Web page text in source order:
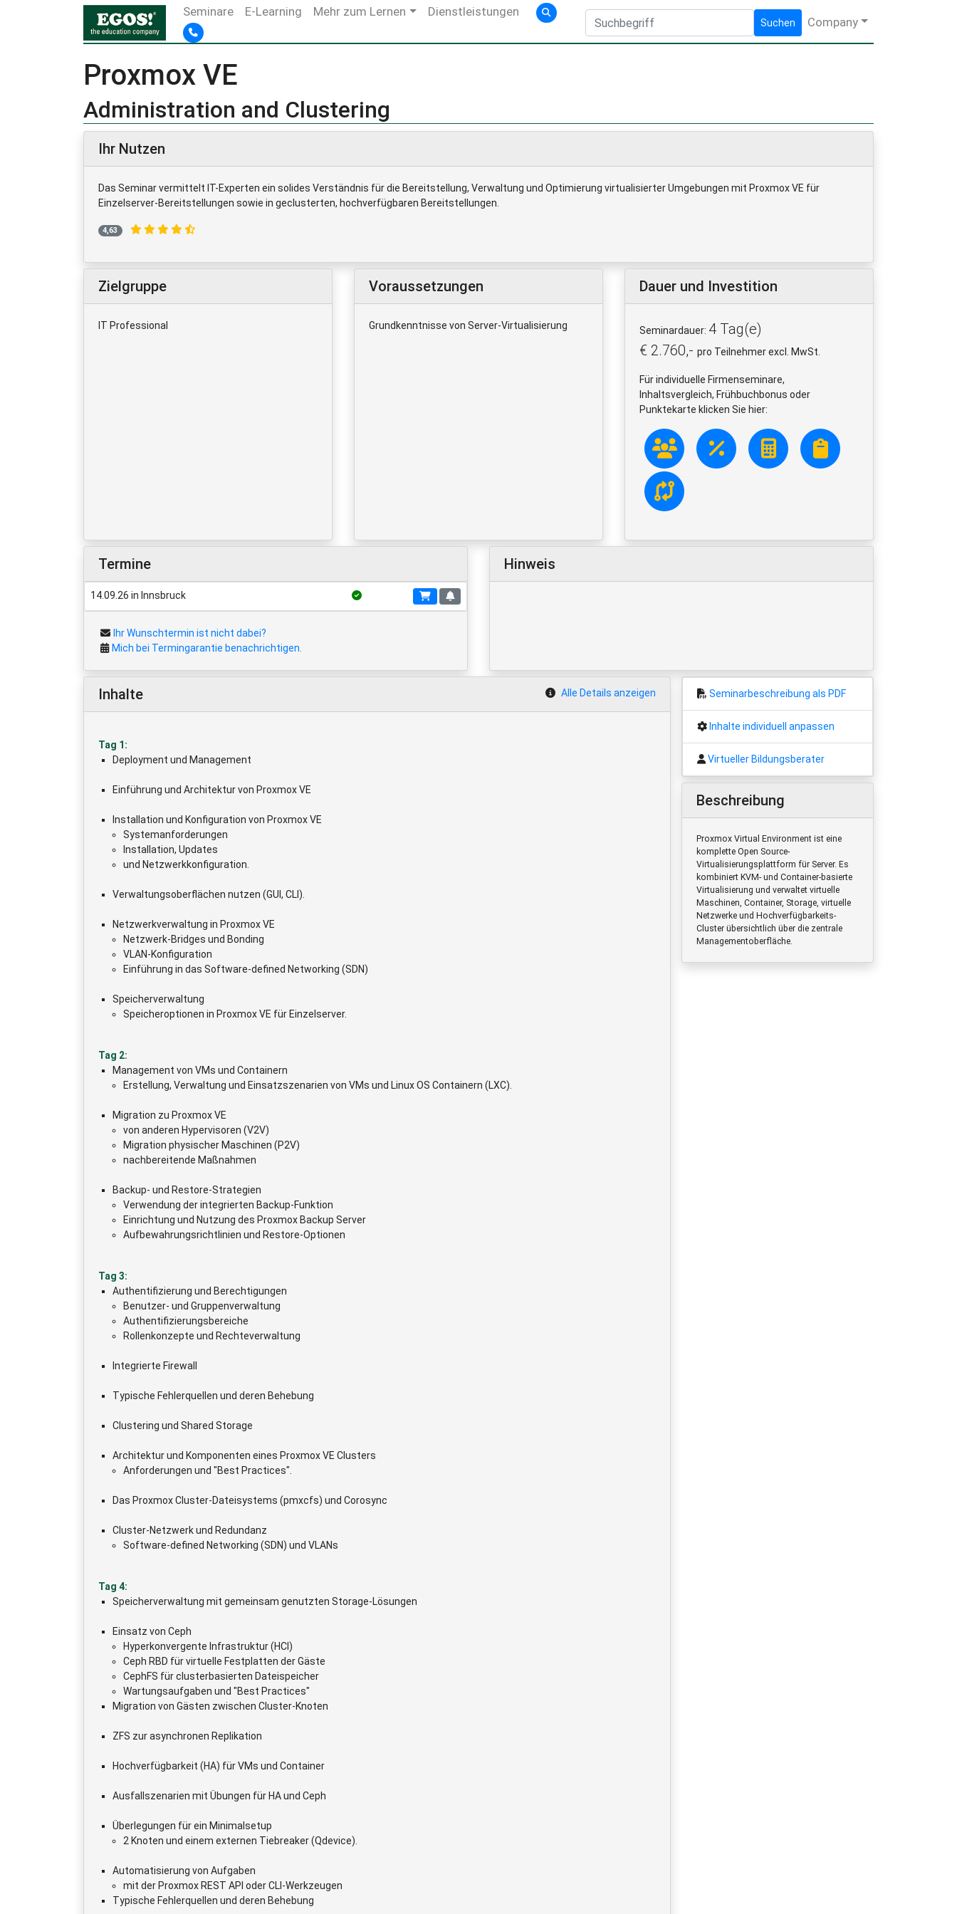
Seminare E-Learning Mehr zum Lernen Dienstleistungen
Suchen Company
Proxmox VE
Administration and Clustering
Ihr Nutzen
Das Seminar vermittelt IT-Experten ein solides Verständnis für die Bereitstellung, Verwaltung und Optimierung virtualisierter Umgebungen mit Proxmox VE für
Einzelserver-Bereitstellungen sowie in geclusterten, hochverfügbaren Bereitstellungen.
4,63
Zielgruppe
IT Professional
Voraussetzungen
Grundkenntnisse von Server-Virtualisierung
Dauer und Investition
Seminardauer: 4 Tag(e)
€ 2.760,- pro Teilnehmer excl. MwSt.
Für individuelle Firmenseminare,
Inhaltsvergleich, Frühbuchbonus oder
Punktekarte klicken Sie hier:
Termine
14.09.26 in Innsbruck
Ihr Wunschtermin ist nicht dabei?
Mich bei Termingarantie benachrichtigen.
Hinweis
Inhalte Alle Details anzeigen
Tag 1:
Deployment und Management
Einführung und Architektur von Proxmox VE
Installation und Konfiguration von Proxmox VE
Systemanforderungen
Installation, Updates
und Netzwerkkonfiguration.
Verwaltungsoberflächen nutzen (GUI, CLI).
Netzwerkverwaltung in Proxmox VE
Netzwerk-Bridges und Bonding
VLAN-Konfiguration
Einführung in das Software-defined Networking (SDN)
Speicherverwaltung
Speicheroptionen in Proxmox VE für Einzelserver.
Tag 2:
Management von VMs und Containern
Erstellung, Verwaltung und Einsatzszenarien von VMs und Linux OS Containern (LXC).
Migration zu Proxmox VE
von anderen Hypervisoren (V2V)
Migration physischer Maschinen (P2V)
nachbereitende Maßnahmen
Backup- und Restore-Strategien
Verwendung der integrierten Backup-Funktion
Einrichtung und Nutzung des Proxmox Backup Server
Aufbewahrungsrichtlinien und Restore-Optionen
Tag 3:
Authentifizierung und Berechtigungen
Benutzer- und Gruppenverwaltung
Authentifizierungsbereiche
Rollenkonzepte und Rechteverwaltung
Integrierte Firewall
Typische Fehlerquellen und deren Behebung
Clustering und Shared Storage
Architektur und Komponenten eines Proxmox VE Clusters
Anforderungen und "Best Practices".
Das Proxmox Cluster-Dateisystems (pmxcfs) und Corosync
Cluster-Netzwerk und Redundanz
Software-defined Networking (SDN) und VLANs
Tag 4:
Speicherverwaltung mit gemeinsam genutzten Storage-Lösungen
Einsatz von Ceph
Hyperkonvergente Infrastruktur (HCI)
Ceph RBD für virtuelle Festplatten der Gäste
CephFS für clusterbasierten Dateispeicher
Wartungsaufgaben und "Best Practices"
Migration von Gästen zwischen Cluster-Knoten
ZFS zur asynchronen Replikation
Hochverfügbarkeit (HA) für VMs und Container
Ausfallszenarien mit Übungen für HA und Ceph
Überlegungen für ein Minimalsetup
2 Knoten und einem externen Tiebreaker (Qdevice).
Automatisierung von Aufgaben
mit der Proxmox REST API oder CLI-Werkzeugen
Typische Fehlerquellen und deren Behebung
Seminarbeschreibung als PDF
Inhalte individuell anpassen
Virtueller Bildungsberater
Beschreibung
Proxmox Virtual Environment ist eine
komplette Open Source-
Virtualisierungsplattform für Server. Es
kombiniert KVM- und Container-basierte
Virtualisierung und verwaltet virtuelle
Maschinen, Container, Storage, virtuelle
Netzwerke und Hochverfügbarkeits-
Cluster übersichtlich über die zentrale
Managementoberfläche.